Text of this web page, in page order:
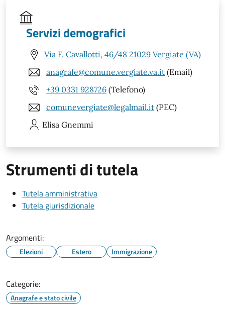
Servizi demografici
Via F. Cavallotti, 46/48 21029 Vergiate (VA)
anagrafe@comune.vergiate.va.it (Email)
+39 0331 928726 (Telefono)
comunevergiate@legalmail.it (PEC)
Elisa Gnemmi
Strumenti di tutela
Tutela amministrativa
Tutela giurisdizionale
Argomenti:
Elezioni Estero Immigrazione
Categorie:
Anagrafe e stato civile